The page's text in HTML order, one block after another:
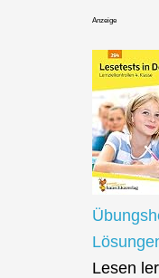
Anzeige
Lesen